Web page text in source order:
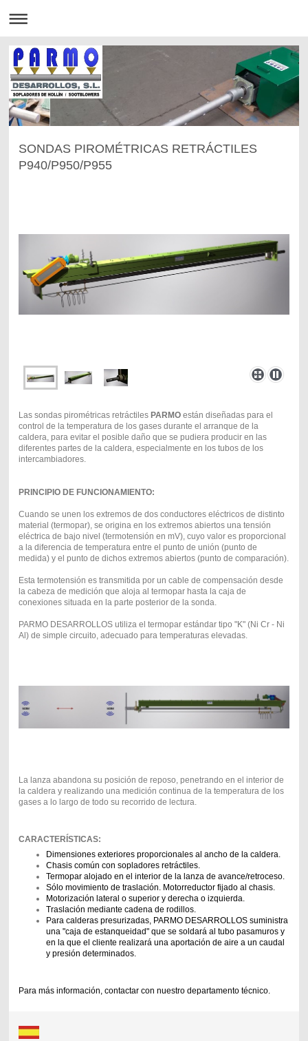
SONDAS PIROMÉTRICAS RETRÁCTILES
P940/P950/P955
Las sondas pirométricas retráctiles PARMOestán diseñadas para el
control de la temperatura de los gases durante el arranque de la
caldera, para evitar el posible daño que se pudiera producir en las
diferentes partes de la caldera, especialmente en los tubos de los
intercambiadores.
PRINCIPIO DE FUNCIONAMIENTO:
Cuando se unen los extremos de dos conductores eléctricos de distinto
material (termopar), se origina en los extremos abiertos una tensión
eléctrica de bajo nivel (termotensión en mV), cuyo valor es proporcional
a la diferencia de temperatura entre el punto de unión (punto de
medida) y el punto de dichos extremos abiertos (punto de comparación).
Esta termotensión es transmitida por un cable de compensación desde
la cabeza de medición que aloja al termopar hasta la caja de
conexiones situada en la parte posterior de la sonda.
PARMO DESARROLLOS utiliza el termopar estándar tipo "K" (Ni Cr - Ni
Al) de simple circuito, adecuado para temperaturas elevadas.
La lanza abandona su posición de reposo, penetrando en el interior de
la caldera y realizando una medición continua de la temperatura de los
gases a lo largo de todo su recorrido de lectura.
CARACTERÍSTICAS:
Dimensiones exteriores proporcionales al ancho de la caldera.
Chasis común con sopladores retráctiles.
Termopar alojado en el interior de la lanza de avance/retroceso.
Sólo movimiento de traslación. Motorreductor fijado al chasis.
Motorización lateral o superior y derecha o izquierda.
Traslación mediante cadena de rodillos.
Para calderas presurizadas, PARMO DESARROLLOS suministra
una "caja de estanqueidad" que se soldará al tubo pasamuros y
en la que el cliente realizará una aportación de aire a un caudal
y presión determinados.
Para más información, contactar con nuestro departamento técnico.